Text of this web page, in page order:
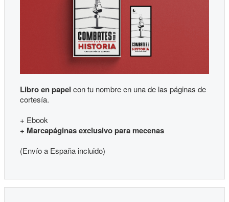
Libro en papel con tu nombre en una de las páginas de
cortesía.
+ Ebook
+ Marcapáginas exclusivo para mecenas
(Envío a España incluido)